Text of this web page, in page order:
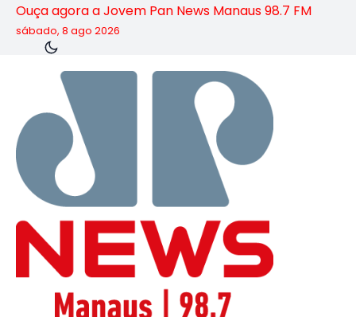
Ouça agora a Jovem Pan News Manaus 98.7 FM
sábado, 8 ago 2026